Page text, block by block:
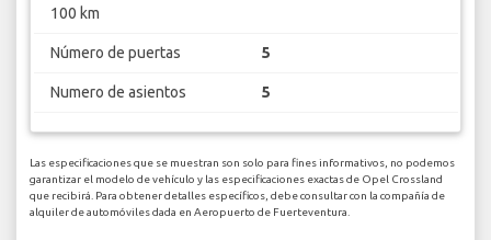
100 km
Número de puertas 5
Numero de asientos 5
Las especificaciones que se muestran son solo para fines informativos, no podemos
garantizar el modelo de vehículo y las especificaciones exactas de Opel Crossland
que recibirá. Para obtener detalles específicos, debe consultar con la compañía de
alquiler de automóviles dada en Aeropuerto de Fuerteventura.